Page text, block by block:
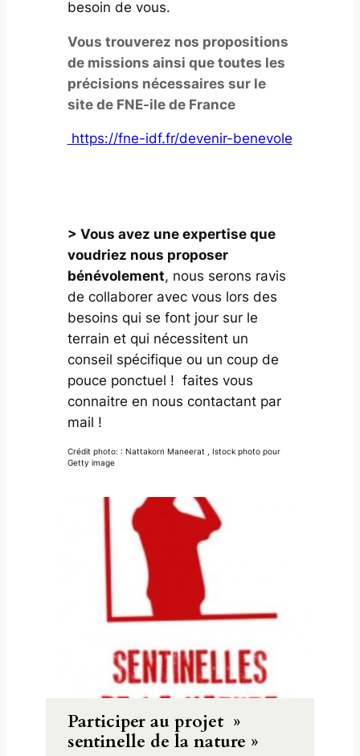
besoin de vous.
Vous trouverez nos propositions
de missions ainsi que toutes les
précisions nécessaires sur le
site de FNE-ile de France
https://fne-idf.fr/devenir-benevole
> Vous avez une expertise que
voudriez nous proposer
bénévolement, nous serons ravis
de collaborer avec vous lors des
besoins qui se font jour sur le
terrain et qui nécessitent un
conseil spécifique ou un coup de
pouce ponctuel ! faites vous
connaitre en nous contactant par
mail !
Crédit photo: : Nattakorn Maneerat , Istock photo pour
Getty image
Participer au projet »
sentinelle de la nature »